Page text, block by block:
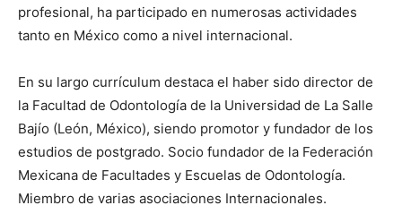
profesional, ha participado en numerosas actividades
tanto en México como a nivel internacional.
En su largo currículum destaca el haber sido director de
la Facultad de Odontología de la Universidad de La Salle
Bajío (León, México), siendo promotor y fundador de los
estudios de postgrado. Socio fundador de la Federación
Mexicana de Facultades y Escuelas de Odontología.
Miembro de varias asociaciones Internacionales.